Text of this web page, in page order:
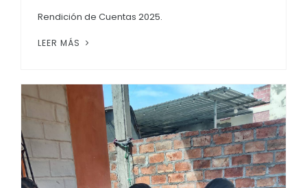
Rendición de Cuentas 2025.
LEER MÁS